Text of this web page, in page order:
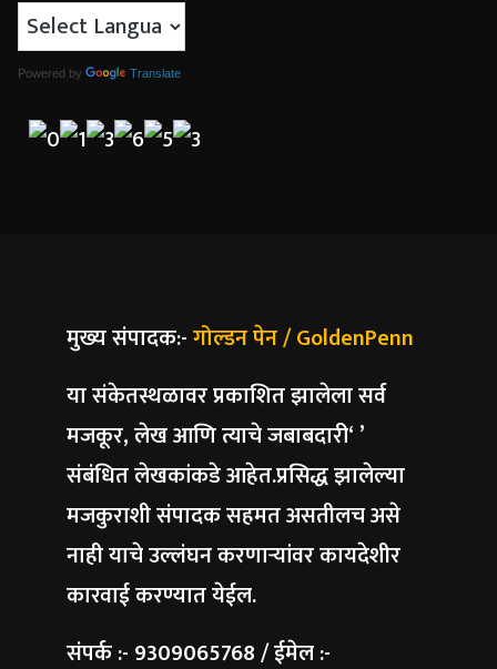
Powered by Translate
मुख्य संपादक:-गोल्डन पेन / GoldenPenn
या संकेतस्थळावर प्रकाशित झालेला सर्व
मजकूर, लेख आणि त्याचे जबाबदारी‘ ’
संबंधित लेखकांकडे आहेत.प्रसिद्ध झालेल्या
मजकुराशी संपादक सहमत असतीलच असे
नाही याचे उल्लंघन करणाऱ्यांवर कायदेशीर
कारवाई करण्यात येईल.
संपर्क :- 9309065768 / ईमेल :-